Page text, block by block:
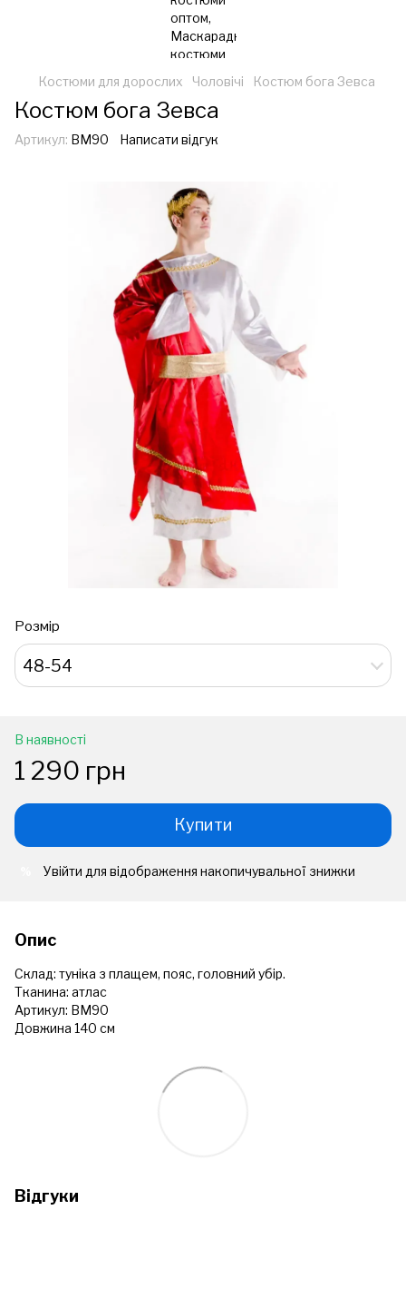
Костюми для дорослих Чоловічі Костюм бога Зевса
Костюм бога Зевса
Артикул: ВМ90 Написати відгук
Розмір
48-54
В наявності
1 290 грн
Купити
Увійти для відображення накопичувальної знижки
Опис
Склад: туніка з плащем, пояс, головний убір.
Тканина: атлас
Артикул: ВМ90
Довжина 140 см
Відгуки